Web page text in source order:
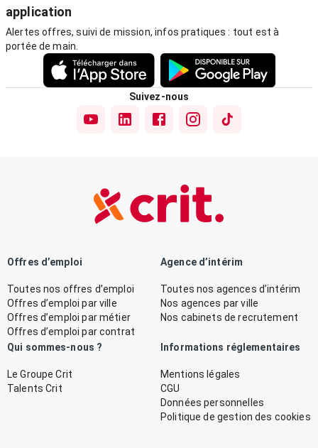
application
Alertes offres, suivi de mission, infos pratiques : tout est à
portée de main.
Suivez-nous
Offres d’emploi
Toutes nos offres d’emploi
Offres d’emploi par ville
Offres d’emploi par métier
Offres d’emploi par contrat
Agence d’intérim
Toutes nos agences d’intérim
Nos agences par ville
Nos cabinets de recrutement
Qui sommes-nous ?
Le Groupe Crit
Talents Crit
Informations réglementaires
Mentions légales
CGU
Données personnelles
Politique de gestion des cookies